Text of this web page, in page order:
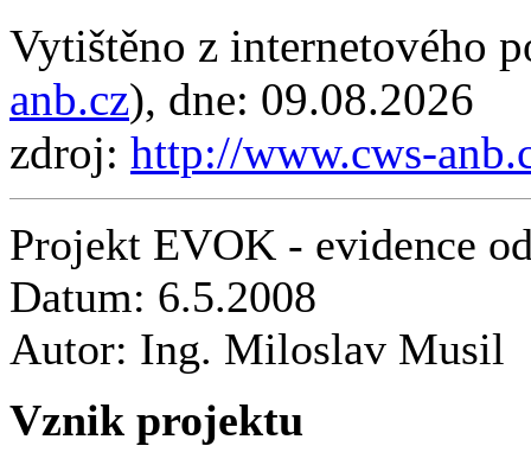
Vytištěno z internetového
anb.cz), dne: 09.08.2026
zdroj: http://www.cws-
Projekt EVOK - evidence
Datum: 6.5.2008
Autor: Ing. Miloslav Musil
Vznik projektu